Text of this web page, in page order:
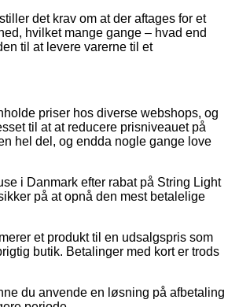
det krav om at der aftages for et
hvilket mange gange – hvad end
til at levere varerne til et
priser hos diverse webshops, og
til at at reducere prisniveauet på
hel del, og endda nogle gange love
i Danmark efter rabat på String Light
på at opnå den mest betalelige
et produkt til en udsalgspris som
butik. Betalinger med kort er trods
du anvende en løsning på afbetaling